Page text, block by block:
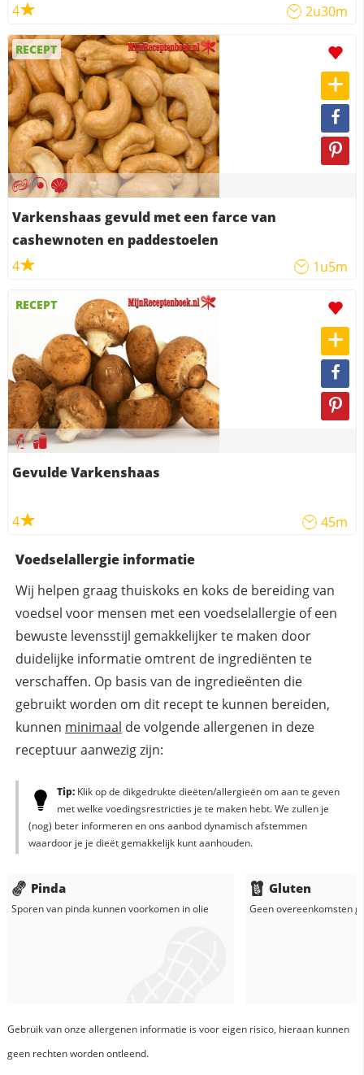
4 2u30m
RECEPT
Varkenshaas gevuld met een farce van
cashewnoten en paddestoelen
4
1u5m
RECEPT
Gevulde Varkenshaas
4 45m
Voedselallergie informatie
Wij helpen graag thuiskoks en koks de bereiding van
voedsel voor mensen met een voedselallergie of een
bewuste levensstijl gemakkelijker te maken door
duidelijke informatie omtrent de ingrediënten te
verschaffen. Op basis van de ingredieënten die
gebruikt worden om dit recept te kunnen bereiden,
kunnen minimaal de volgende allergenen in deze
receptuur aanwezig zijn:
Tip:Klik op de dikgedrukte dieëten/allergieën om aan te geven
met welke voedingsrestricties je te maken hebt. We zullen je
(nog) beter informeren en ons aanbod dynamisch afstemmen
waardoor je je dieët gemakkelijk kunt aanhouden.
Pinda
Sporen van pinda kunnen voorkomen inolie
Gluten
Geen overeenkomsten
Gebruik van onze allergenen informatie is voor eigen risico, hieraan kunnen
geen rechten worden ontleend.